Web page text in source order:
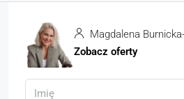
Magdalena
Zobacz oferty